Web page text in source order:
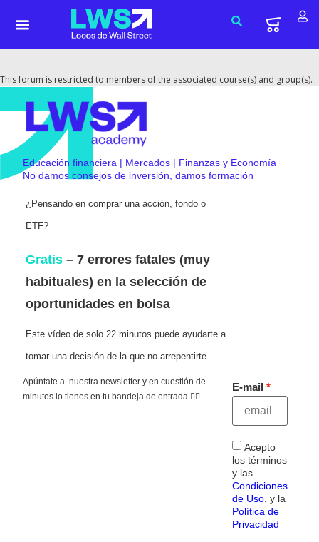
This forum is restricted to members of the associated course(s) and group(s).
Educación financiera | Mercados | Finanzas y Economía
No damos consejos de inversión, damos formación
¿Pensando en comprar una acción, fondo o
ETF?
Gratis – 7 errores fatales (muy
habituales) en la selección de
oportunidades en bolsa
Este vídeo de solo 22 minutos puede ayudarte a
tomar una decisión de la que no arrepentirte.
Apúntate a nuestra newsletter y en cuestión de
minutos lo tienes en tu bandeja de entrada 👇🏻
E-mail
Acepto
los términos
y las
Condiciones
de Uso, y la
Política de
Privacidad